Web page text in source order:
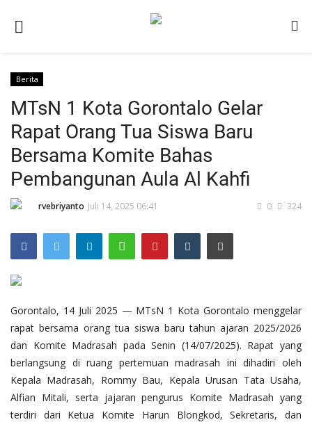
Berita
Kontak
Galeri
Aplikasi
Whistleblowing System
Tentang Kami
Berita
MTsN 1 Kota Gorontalo Gelar
Rapat Orang Tua Siswa Baru
Bersama Komite Bahas
Pembangunan Aula Al Kahfi
rvebriyanto Juli 14, 2025 06:41 324
0
Gorontalo, 14 Juli 2025 — MTsN 1 Kota Gorontalo menggelar
rapat bersama orang tua siswa baru tahun ajaran 2025/2026
dan Komite Madrasah pada Senin (14/07/2025). Rapat yang
berlangsung di ruang pertemuan madrasah ini dihadiri oleh
Kepala Madrasah, Rommy Bau, Kepala Urusan Tata Usaha,
Alfian Mitali, serta jajaran pengurus Komite Madrasah yang
terdiri dari Ketua Komite Harun Blongkod, Sekretaris, dan